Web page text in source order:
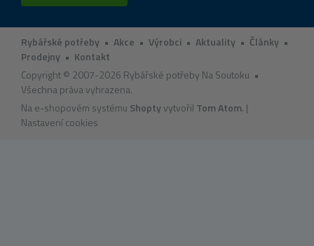
Rybářské potřeby • Akce • Výrobci • Aktuality • Články •
Prodejny • Kontakt
Copyright © 2007-2026 Rybářské potřeby Na Soutoku •
Všechna práva vyhrazena.
Na e-shopovém systému Shoptyvytvořil Tom Atom. |
Nastavení cookies